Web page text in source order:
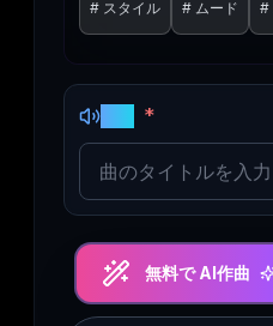
# スタイル # ムード #
*
無料で AI作曲